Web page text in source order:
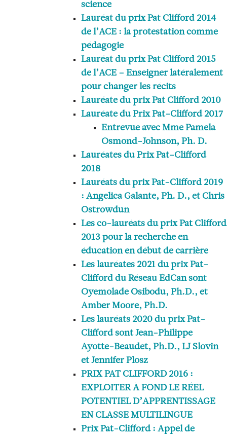
science
Lauréat du prix Pat Clifford 2014
de l’ACE : la protestation comme
pédagogie
Lauréat du prix Pat Clifford 2015
de l’ACE – Enseigner latéralement
pour changer les récits
Lauréate du prix Pat Clifford 2010
Lauréate du Prix Pat-Clifford 2017
Entrevue avec Mme Pamela
Osmond-Johnson, Ph. D.
Lauréates du Prix Pat-Clifford
2018
Lauréats du prix Pat-Clifford 2019
: Angelica Galante, Ph. D., et Chris
Ostrowdun
Les co-lauréats du prix Pat Clifford
2013 pour la recherche en
éducation en début de carrière
Les lauréates 2021 du prix Pat-
Clifford du Réseau ÉdCan sont
Oyemolade Osibodu, Ph.D., et
Amber Moore, Ph.D.
Les lauréats 2020 du prix Pat-
Clifford sont Jean-Philippe
Ayotte-Beaudet, Ph.D., LJ Slovin
et Jennifer Plosz
PRIX PAT CLIFFORD 2016 :
EXPLOITER À FOND LE RÉEL
POTENTIEL D’APPRENTISSAGE
EN CLASSE MULTILINGUE
Prix Pat-Clifford : Appel de